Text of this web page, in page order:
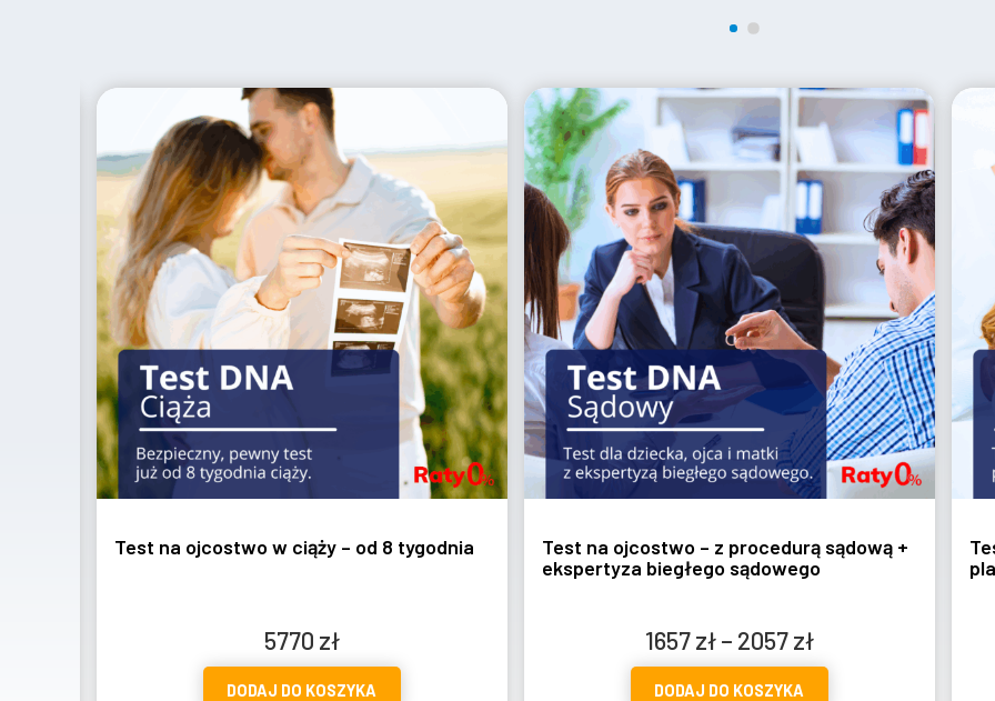
Test na ojcostwo – z procedurą sądową +
1657zł–2057
DODAJ DO KOSZYKA
Test na ojcostwo z pobraniem w
placówce – wymazy/mikroślady
1297zł –1697zł
cen:
DODAJ DO KOSZYKA